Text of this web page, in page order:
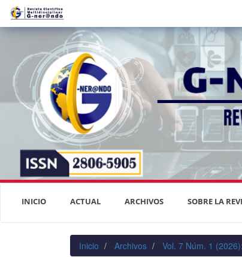
Navegación
principal
Contenido
Barra
lateral
INICIO ACTUAL ARCHIVOS SOBRE LA
Inicio Archivos Vol. 7 Núm. 1